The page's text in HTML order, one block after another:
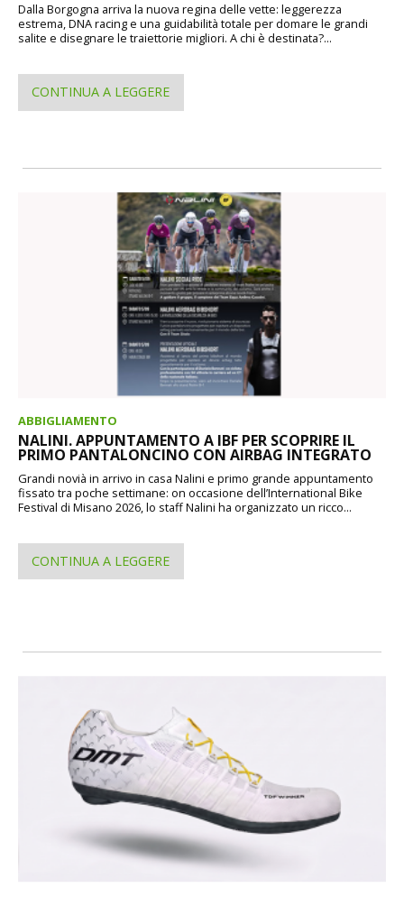
Dalla Borgogna arriva la nuova regina delle vette: leggerezza
estrema, DNA racing e una guidabilità totale per domare le grandi
salite e disegnare le traiettorie migliori. A chi è destinata?...
CONTINUA A LEGGERE
ABBIGLIAMENTO
NALINI. APPUNTAMENTO A IBF PER SCOPRIRE IL
PRIMO PANTALONCINO CON AIRBAG INTEGRATO
Grandi novià in arrivo in casa Nalini e primo grande appuntamento
fissato tra poche settimane: on occasione dell’International Bike
Festival di Misano 2026, lo staff Nalini ha organizzato un ricco...
CONTINUA A LEGGERE